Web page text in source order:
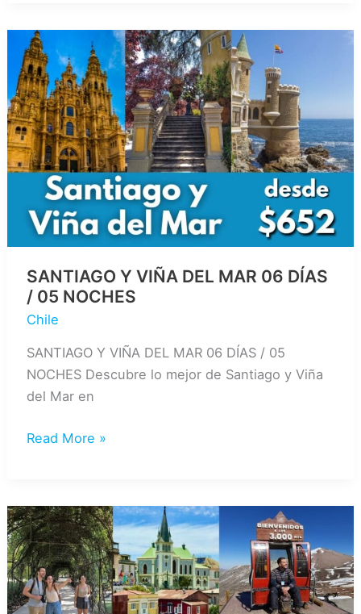
JULIO
Y
AGOSTO
SANTIAGO Y VIÑA DEL MAR 06 DÍAS
/ 05 NOCHES
Chile
SANTIAGO Y VIÑA DEL MAR 06 DÍAS / 05
NOCHES Descubre lo mejor de Santiago y Viña
del Mar en
SANTIAGO
DEL
MAR
06
DÍAS
/
Read More »